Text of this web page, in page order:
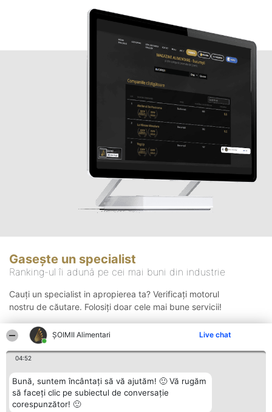
ŞOIMII Alimentari Live chat
04:52
Bună, suntem încântați să vă ajutăm! 🙂 Vă rugăm
să faceți clic pe subiectul de conversație
corespunzător! 🙂
Gasește un specialist
Ranking-ul îi adună pe cei mai buni din industrie
Cauți un specialist in apropierea ta? Verificați motorul
nostru de căutare. Folosiți doar cele mai bune servicii!